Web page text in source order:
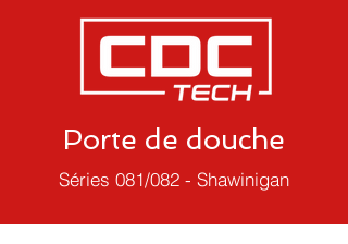
Porte de douche
Séries 081/082 - Shawinigan